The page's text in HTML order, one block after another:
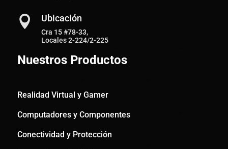
 Ubicación
Cra 15 #78-33,
Locales 2-224/2-225
Nuestros Productos
Realidad Virtual y Gamer
Computadores y Componentes
Conectividad y Protección